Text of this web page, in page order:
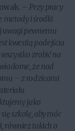
– Przy pracy
metody i środki
uwagi pewnemu
kwestią podejścia
zrobić na
że nad
– z rodzicami
jako
szkolę, aby móc
również takich o